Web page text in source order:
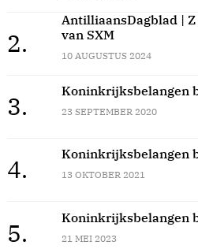
2.
AntilliaansDagblad |
van SXM
10 AUGUSTUS 2024
3.
Koninkrijksbelangen
23 SEPTEMBER 2020
4.
Koninkrijksbelangen
13 OKTOBER 2021
5.
Koninkrijksbelangen
21 MEI 2023